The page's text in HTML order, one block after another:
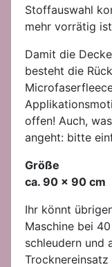
Stoffauswahl
mehr vorrätig
Damit die
besteht die
offen! Auch,
angeht: bitte
Größe
ca. 90 x 90 cm
Ihr könnt
Maschine bei
schleudern und